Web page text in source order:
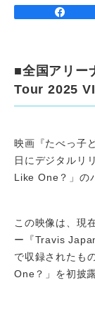
■全国アリ
Tour 2025
映画『たべっ子
日にデジタルリ
Like One？」の
この映像は、現
ー『Travis
で収録されたも
One？」を初披